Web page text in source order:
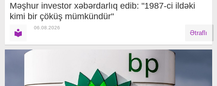
Məşhur investor xəbərdarlıq edib: "1987-ci ildəki
kimi bir çöküş mümkündür"
06.08.2026
Ətraflı